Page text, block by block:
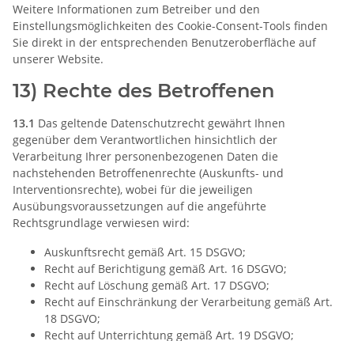
Weitere Informationen zum Betreiber und den
Einstellungsmöglichkeiten des Cookie-Consent-Tools finden
Sie direkt in der entsprechenden Benutzeroberfläche auf
unserer Website.
13) Rechte des Betroffenen
13.1 Das geltende Datenschutzrecht gewährt Ihnen
gegenüber dem Verantwortlichen hinsichtlich der
Verarbeitung Ihrer personenbezogenen Daten die
nachstehenden Betroffenenrechte (Auskunfts- und
Interventionsrechte), wobei für die jeweiligen
Ausübungsvoraussetzungen auf die angeführte
Rechtsgrundlage verwiesen wird:
Auskunftsrecht gemäß Art. 15 DSGVO;
Recht auf Berichtigung gemäß Art. 16 DSGVO;
Recht auf Löschung gemäß Art. 17 DSGVO;
Recht auf Einschränkung der Verarbeitung gemäß Art.
18 DSGVO;
Recht auf Unterrichtung gemäß Art. 19 DSGVO;